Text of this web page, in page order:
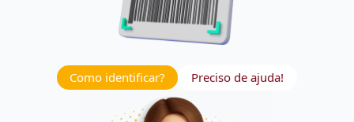
Como identificar? Preciso de ajuda!